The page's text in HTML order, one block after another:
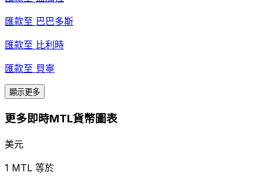
匯款至 巴巴多斯
匯款至 比利時
匯款至 貝寧
顯示更多
更多即時MTL貨幣圖表
美元
1 MTL 等於